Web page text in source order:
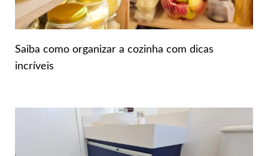
Saiba como organizar a cozinha com dicas
incríveis